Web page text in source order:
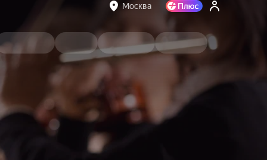
Москва